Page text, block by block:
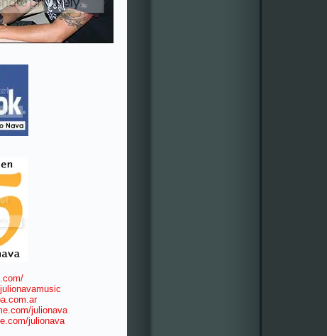
julionava
julionava